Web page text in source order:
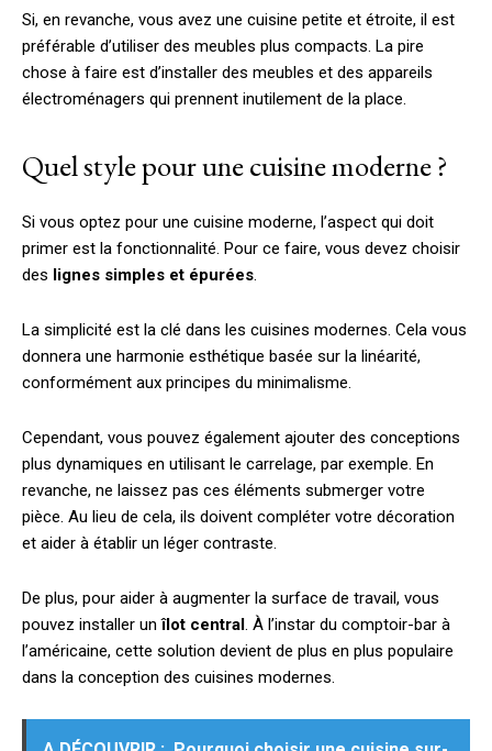
Si, en revanche, vous avez une cuisine petite et étroite, il est
préférable d’utiliser des meubles plus compacts. La pire
chose à faire est d’installer des meubles et des appareils
électroménagers qui prennent inutilement de la place.
Quel style pour une cuisine moderne ?
Si vous optez pour une cuisine moderne, l’aspect qui doit
primer est la fonctionnalité. Pour ce faire, vous devez choisir
des lignes simples et épurées
La simplicité est la clé dans les cuisines modernes. Cela vous
donnera une harmonie esthétique basée sur la linéarité,
conformément aux principes du minimalisme.
Cependant, vous pouvez également ajouter des conceptions
plus dynamiques en utilisant le carrelage, par exemple. En
revanche, ne laissez pas ces éléments submerger votre
pièce. Au lieu de cela, ils doivent compléter votre décoration
et aider à établir un léger contraste.
De plus, pour aider à augmenter la surface de travail, vous
pouvez installer unîlot central . À l’instar du comptoir-bar à
l’américaine, cette solution devient de plus en plus populaire
dans la conception des cuisines modernes.